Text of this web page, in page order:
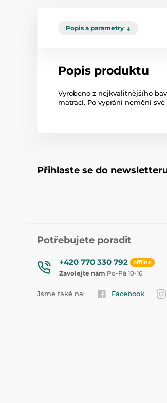
Popis a parametry
Popis produktu
Vyrobeno z nejkvalitnějšího
matraci. Po vyprání nemění
Přihlaste se do
Potřebujete poradit
+420 770 330 792 offline
Zavolejte nám Po-Pá 10-16
Jsme také na: Facebook